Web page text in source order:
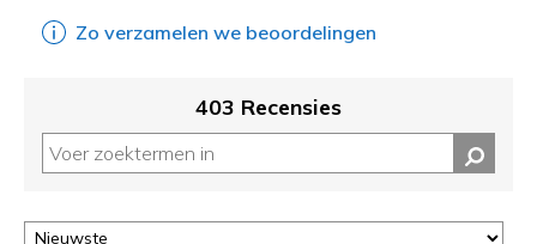
Zo verzamelen we beoordelingen
403 Recensies